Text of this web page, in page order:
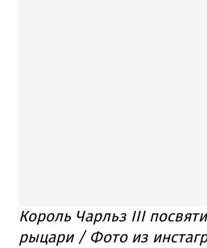
Король Чарльз III
рыцари / Фото из